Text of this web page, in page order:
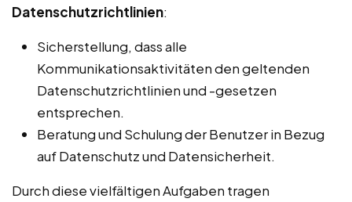
Datenschutzrichtlinien:
Sicherstellung, dass alle
Kommunikationsaktivitäten den geltenden
Datenschutzrichtlinien und -gesetzen
entsprechen.
Beratung und Schulung der Benutzer in Bezug
auf Datenschutz und Datensicherheit.
Durch diese vielfältigen Aufgaben tragen